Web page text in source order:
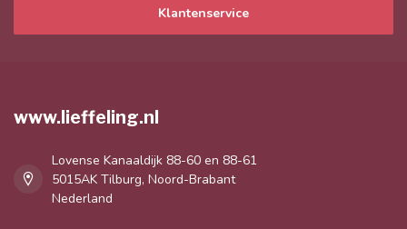
Klantenservice
www.lieffeling.nl
Lovense Kanaaldijk 88-60 en 88-61
5015AK Tilburg, Noord-Brabant
Nederland